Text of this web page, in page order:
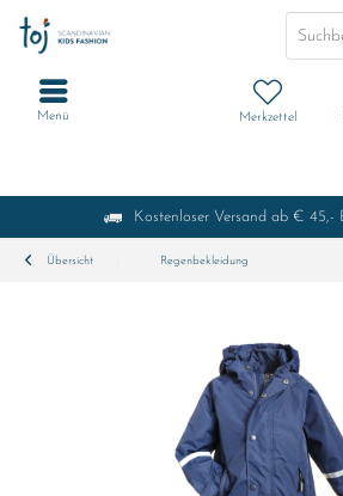
Kostenloser Versand ab € 45,-
Merkzettel
Menü
Übersicht Regenbekleidung